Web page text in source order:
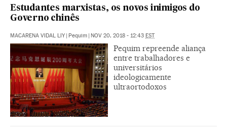
Estudantes marxistas, os novos inimigos do
Governo chinês
MACARENA VIDAL LIY | Pequim | NOV 20, 2018 - 12:43 EST
Pequim repreende aliança
entre trabalhadores e
universitários
ideologicamente
ultraortodoxos